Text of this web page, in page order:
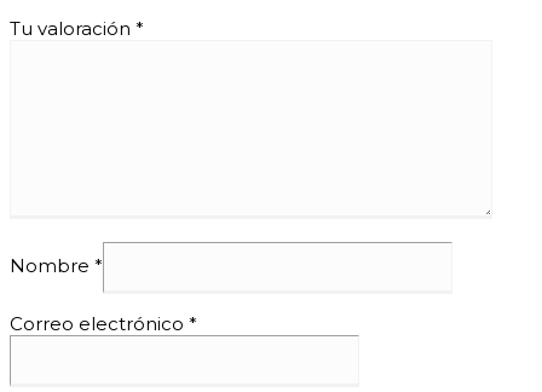
Tu valoración *
Nombre *
Correo electrónico *